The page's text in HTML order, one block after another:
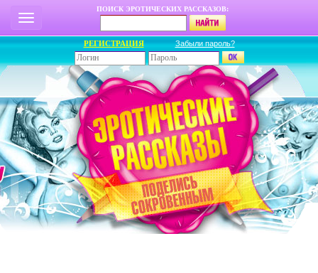
ПОИСК ЭРОТИЧЕСКИХ РАССКАЗОВ:
РЕГИСТРАЦИЯ Забыли пароль?